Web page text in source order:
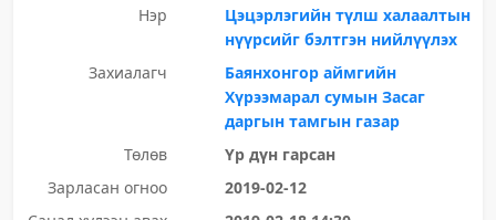
Нэр
Цэцэрлэгийн түлш халаалтын
нүүрсийг бэлтгэн нийлүүлэх
Захиалагч
Баянхонгор аймгийн
Хүрээмарал сумын Засаг
даргын тамгын газар
Төлөв
Үр дүн гарсан
Зарласан огноо
2019-02-12